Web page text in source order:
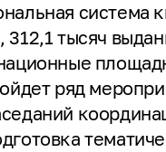
система
312,1 тысяч
ряд